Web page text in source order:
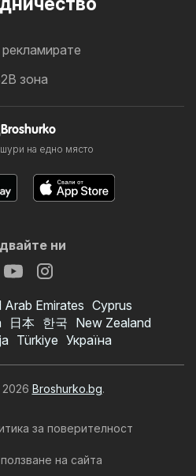
зона
Broshurko
на едно място
ни
Arab Emirates Cyprus
日本 한국 New Zealand
Türkiye Україна
Broshurko.bg.
за поверителност
на сайта